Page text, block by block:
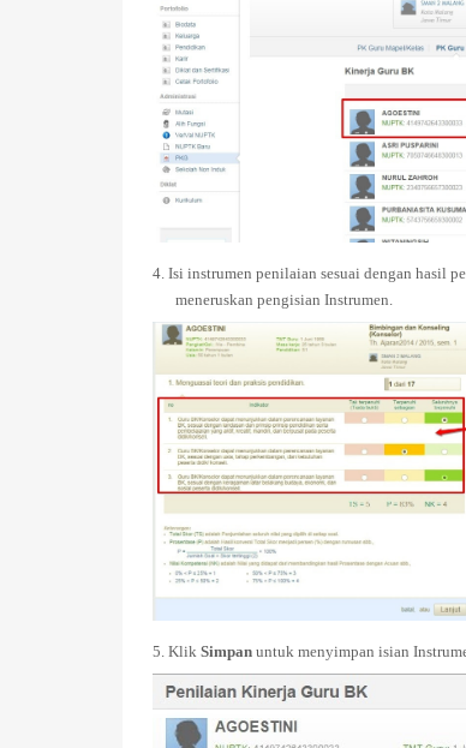
4. Isi instrumen penilaian sesuai dengan hasil
meneruskan pengisian Instrumen.
5. Klik Simpan untuk menyimpan isian